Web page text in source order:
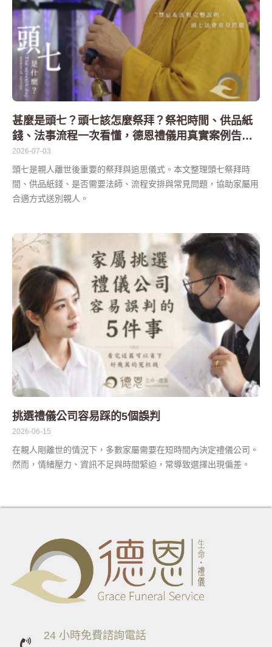
甚麼是頭七？頭七該怎麼祭拜？祭祀時間、供品紙
錢、法事流程一次看懂，德恩禮儀用真實案例告訴
您
2026-07-03
頭七是親人離世後重要的祭拜與追思儀式。本文整理頭七祭拜時
間、供品紙錢、是否需要法師、流程安排與常見問題，協助家屬用
合適方式送別親人。
挑選禮儀公司容易踩的5個誤判
2026-06-15
在親人剛離世的情況下，多數家屬需要在短時間內決定禮儀公司。
然而，情緒壓力、資訊不足與時間緊迫，常導致選擇出現偏差。
24 小時免費諮詢電話